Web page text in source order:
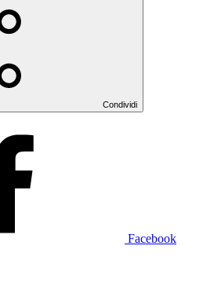
Condividi
Facebook